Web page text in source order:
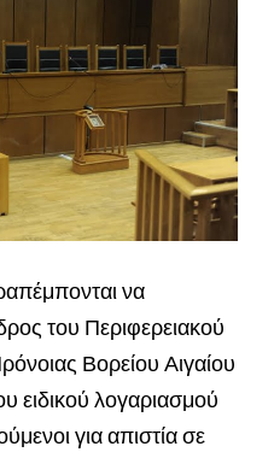
να
του Περιφερειακού
Βορείου Αιγαίου
ειδικού λογαριασμού
για απιστία σε